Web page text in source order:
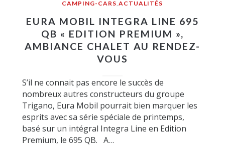
CAMPING-CARS ,ACTUALITÉS
EURA MOBIL INTEGRA LINE 695
QB « EDITION PREMIUM »,
AMBIANCE CHALET AU RENDEZ-
VOUS
S’il ne connait pas encore le succès de
nombreux autres constructeurs du groupe
Trigano, Eura Mobil pourrait bien marquer les
esprits avec sa série spéciale de printemps,
basé sur un intégral Integra Line en Edition
Premium, le 695 QB. A…